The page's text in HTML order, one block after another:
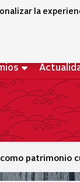
la
patrimonio